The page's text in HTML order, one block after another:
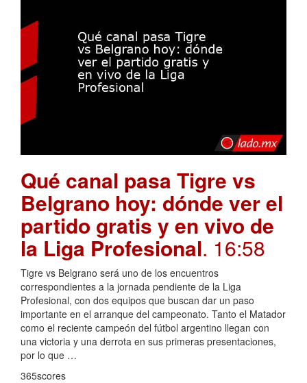
Qué canal pasa Tigre vs
Belgrano hoy: dónde ver el
partido gratis y en vivo de
la Liga Profesional. 16:58
Tigre vs Belgrano será uno de los encuentros
correspondientes a la jornada pendiente de la Liga
Profesional, con dos equipos que buscan dar un paso
importante en el arranque del campeonato. Tanto el Matador
como el reciente campeón del fútbol argentino llegan con
una victoria y una derrota en sus primeras presentaciones,
por lo que …
365scores